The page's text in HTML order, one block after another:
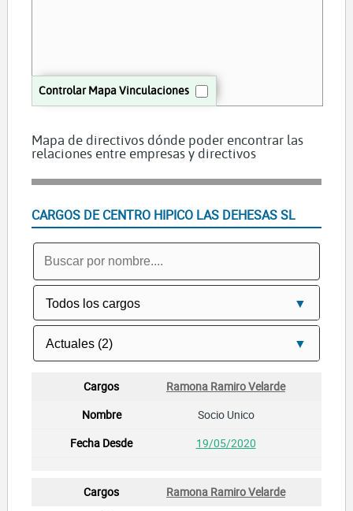
Controlar Mapa Vinculaciones
Mapa de directivos dónde poder encontrar las
relaciones entre empresas y directivos
CARGOS DE CENTRO HIPICO LAS DEHESAS SL
Ramona Ramiro Velarde
Socio Unico
19/05/2020
Ramona Ramiro Velarde